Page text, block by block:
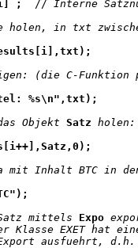
;
// Interne
in txt
(die C-
%s\n",txt);
Objekt Satz holen:
mit Inhalt BTC in
mittels Expo
Klasse EXET hat
ausfuehrt, d.h.